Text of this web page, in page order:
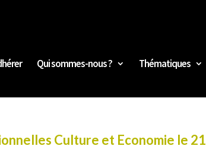
Qui sommes-nous ? Thématiques
Culture et Economie le 21